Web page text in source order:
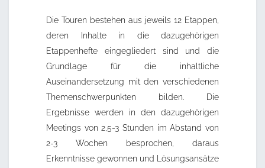
Die Touren bestehen aus jeweils 12 Etappen,
deren Inhalte in die dazugehörigen
Etappenhefte eingegliedert sind und die
Grundlage für die inhaltliche
Auseinandersetzung mit den verschiedenen
Themenschwerpunkten bilden. Die
Ergebnisse werden in den dazugehörigen
Meetings von 2,5-3 Stunden im Abstand von
2-3 Wochen besprochen, daraus
Erkenntnisse gewonnen und Lösungsansätze